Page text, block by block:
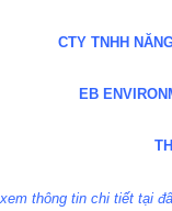
CTY TNHH
EB
xem thông tin chi tiết tại